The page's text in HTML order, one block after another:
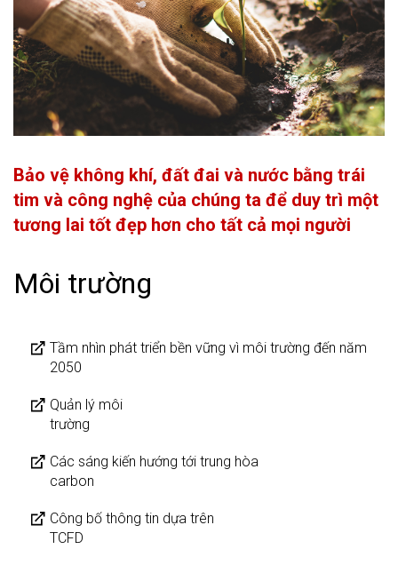
Bảo vệ không khí, đất đai và nước bằng trái
tim và công nghệ của chúng ta để duy trì một
tương lai tốt đẹp hơn cho tất cả mọi người
Môi trường
Tầm nhìn phát triển bền vững vì môi trường đến năm
2050
Quản lý môi
trường
Các sáng kiến hướng tới trung hòa
carbon
Công bố thông tin dựa trên
TCFD